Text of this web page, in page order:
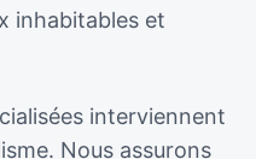
inhabitables et
interviennent
Nous assurons